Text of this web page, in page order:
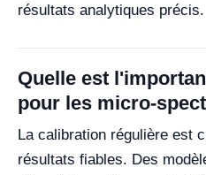
résultats analytiques précis.
Quelle est
pour les micro-
La calibration régulière est
résultats fiables. Des